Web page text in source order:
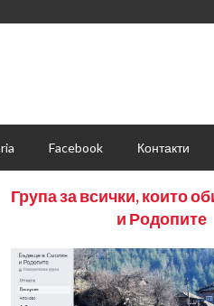
Facebook Контакти
Група за всички, които
и Родопите